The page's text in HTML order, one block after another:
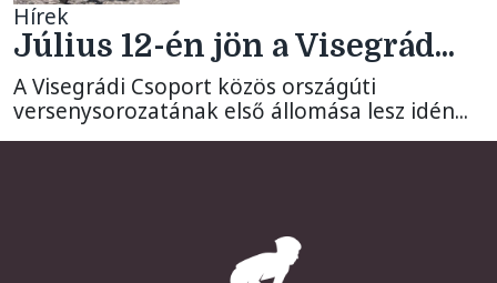
Hírek
Július 12-én jön a Visegrád...
A Visegrádi Csoport közös országúti
versenysorozatának első állomása lesz idén...